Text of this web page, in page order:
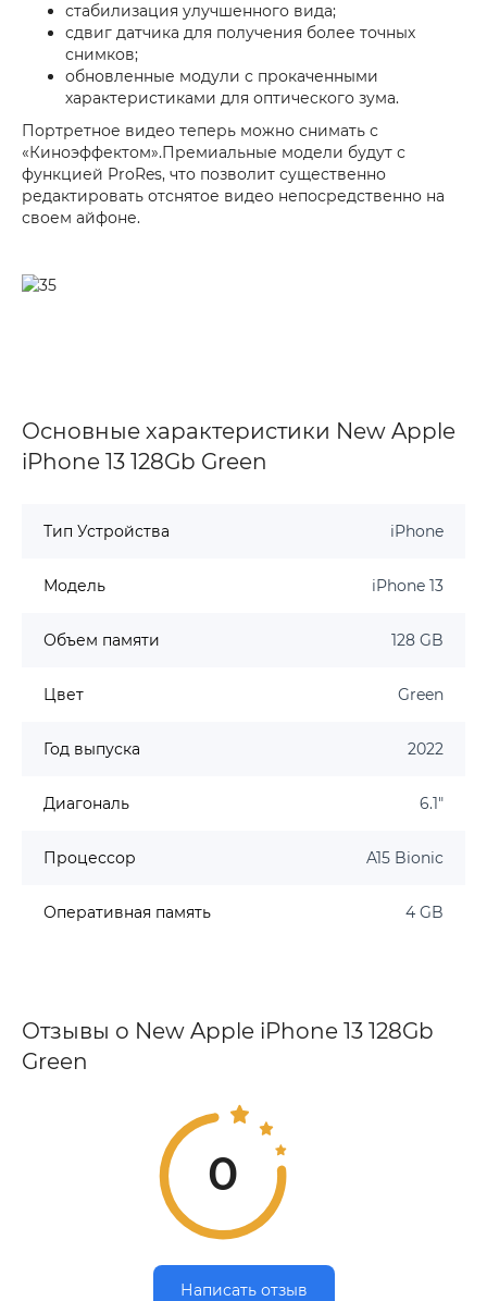
стабилизация улучшенного вида;
сдвиг датчика для получения более точных
снимков;
обновленные модули с прокаченными
характеристиками для оптического зума.
Портретное видео теперь можно снимать с
«Киноэффектом».Премиальные модели будут с
функцией ProRes, что позволит существенно
редактировать отснятое видео непосредственно на
своем айфоне.
Основные характеристики New Apple
iPhone 13 128Gb Green
Тип Устройства iPhone
Модель iPhone 13
Объем памяти 128 GB
Цвет Green
Год выпуска 2022
Диагональ 6.1"
Процессор A15 Bionic
Оперативная память 4 GB
Отзывы о New Apple iPhone 13 128Gb
Green
0
Написать отзыв